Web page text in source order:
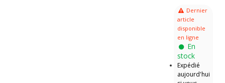
Dernier
article
disponible
en ligne
En
stock
Expédié
aujourd'hui